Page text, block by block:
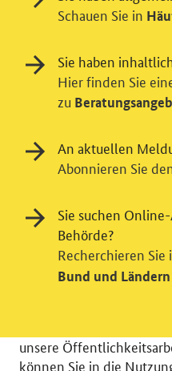
Einwilligung in
Videodienst
Wir bitten Sie an dieser
unsere
können Sie in die
Schauen Sie in
Sie haben
Hier finden Sie
zu
An aktuellen
Abonnieren Sie
Sie suchen
Behörde?
Recherchieren Sie
Bund und Ländern